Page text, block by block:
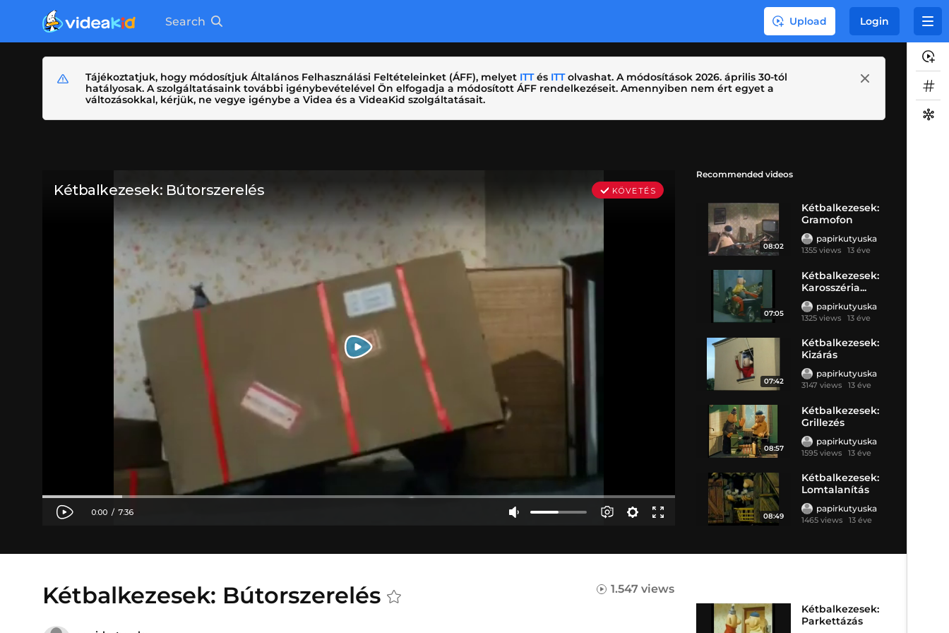
Search Upload Login
Tájékoztatjuk, hogy módosítjuk Általános Felhasználási Feltételeinket (ÁFF), melyet ITTés ITTolvashat. A módosítások 2026. április 30-tól
hatályosak. A szolgáltatásaink további igénybevételével Ön elfogadja a módosított ÁFF rendelkezéseit. Amennyiben nem ért egyet a
változásokkal, kérjük, ne vegye igénybe a Videa és a VideaKid szolgáltatásait.
Recommended videos
08:02
Kétbalkezesek:
Gramofon
papirkutyuska
1355 views 13 éve
07:05
Kétbalkezesek:
Karosszéria...
papirkutyuska
1325 views 13 éve
07:42
Kétbalkezesek:
Kizárás
papirkutyuska
3147 views 13 éve
08:57
Kétbalkezesek:
Grillezés
papirkutyuska
1595 views 13 éve
08:49
Kétbalkezesek:
Lomtalanítás
papirkutyuska
1465 views 13 éve
Kétbalkezesek: Bútorszerelés 1.547 views
Kétbalkezesek:
Parkettázás